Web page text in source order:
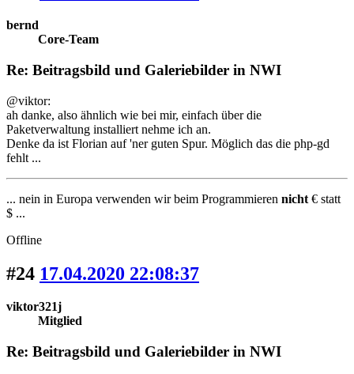
bernd
Core-Team
Re: Beitragsbild und Galeriebilder in NWI
@viktor:
ah danke, also ähnlich wie bei mir, einfach über die
Paketverwaltung installiert nehme ich an.
Denke da ist Florian auf 'ner guten Spur. Möglich das die php-gd
fehlt ...
... nein in Europa verwenden wir beim Programmieren nicht € statt
$ ...
Offline
#24 17.04.2020 22:08:37
viktor321j
Mitglied
Re: Beitragsbild und Galeriebilder in NWI